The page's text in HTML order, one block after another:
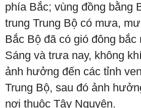
phía Bắc; vùng đồng bằng
trung Trung Bộ có mưa,
Bắc Bộ đã có gió đông bắc
Sáng và trưa nay, không
ảnh hưởng đến các tỉnh
Trung Bộ, sau đó ảnh
nơi thuộc Tây Nguyên.